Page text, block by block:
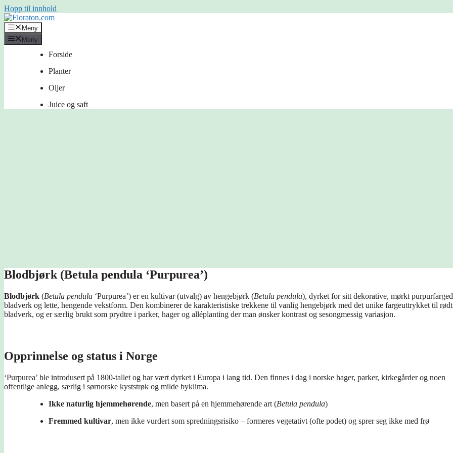
Hopp til innhold
Meny
Meny
Forside
Planter
Oljer
Juice og saft
Blodbjørk (Betula pendula ‘Purpurea’)
Blodbjørk (Betula pendula ‘Purpurea’) er en kultivar (utvalg) av hengebjørk (Betula pendula), dyrket for sitt dekorative, mørkt
bladverk og lette, hengende vekstform. Den kombinerer de karakteristiske trekkene til vanlig hengebjørk med det unike fargeuttrykket til rødt
bladverk, og er særlig brukt som prydtre i parker, hager og alléplanting der man ønsker kontrast og sesongmessig variasjon.
Opprinnelse og status i Norge
‘Purpurea’ ble introdusert på 1800-tallet og har vært dyrket i Europa i lang tid. Den finnes i dag i norske hager, parker, kirkegårder og noen
offentlige anlegg, særlig i sørnorske kyststrøk og milde byklima.
Ikke naturlig hjemmehørende, men basert på en hjemmehørende art (Betula pendula)
Fremmed kultivar, men ikke vurdert som spredningsrisiko – formeres vegetativt (ofte podet) og sprer seg ikke med frø